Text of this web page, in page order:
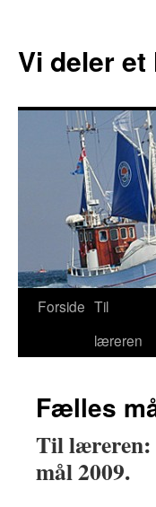
Vi deler
Hop
Forside Til
læreren
Fælles
Til læreren:
mål 2009.